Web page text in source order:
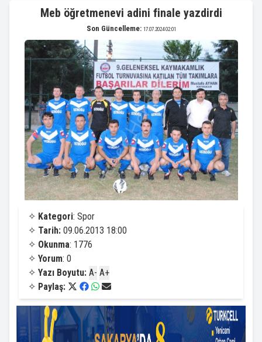
Meb öğretmenevi adini finale yazdirdi
Son Güncelleme: 17.07.2024 02:01
✧ Kategori: Spor
✧ Tarih: 09.06.2013 18:00
✧ Okunma: 1776
✧ Yorum: 0
✧ Yazı Boyutu: A- A+
✧ Paylaş: